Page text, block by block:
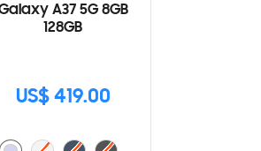
A37 5G 8GB
128GB
US$ 419.00